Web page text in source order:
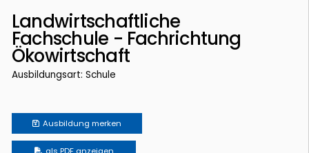
Landwirtschaftliche
Fachschule - Fachrichtung
Ökowirtschaft
Ausbildungsart: Schule
Ausbildung merken
als PDF anzeigen